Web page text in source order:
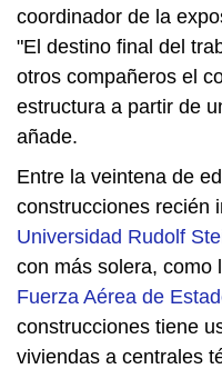
coordinador de la
"El destino final del
otros compañeros el
estructura a partir de
añade.
Entre la veintena de
construcciones recién
Universidad Rudolf
con más solera, como
Fuerza Aérea de
construcciones tiene
viviendas a centrales